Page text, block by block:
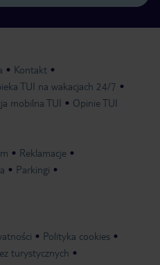
Kontakt
TUI na wakacjach 24/7
mobilna TUI Opinie TUI
Reklamacje
Parkingi
Polityka cookies
turystycznych